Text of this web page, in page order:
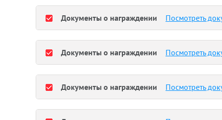
Документы о награждении Посмотреть
Документы о награждении Посмотреть
Документы о награждении Посмотреть